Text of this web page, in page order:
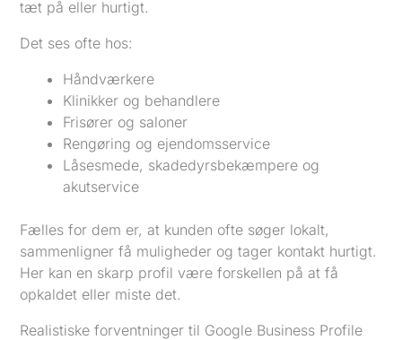
tæt på eller hurtigt.
Det ses ofte hos:
Håndværkere
Klinikker og behandlere
Frisører og saloner
Rengøring og ejendomsservice
Låsesmede, skadedyrsbekæmpere og
akutservice
Fælles for dem er, at kunden ofte søger lokalt,
sammenligner få muligheder og tager kontakt hurtigt.
Her kan en skarp profil være forskellen på at få
opkaldet eller miste det.
Realistiske forventninger til Google Business Profile